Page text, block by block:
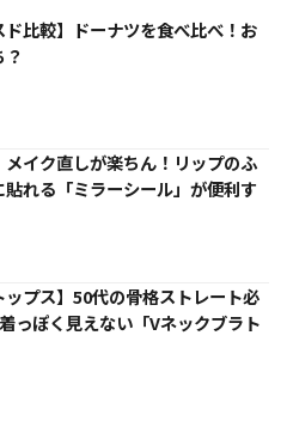
ド比較】ドーナツを食べ比べ！お
メイク直しが楽ちん！リップのふ
貼れる「ミラーシール」が便利す
ップス】50代の骨格ストレート必
っぽく見えない「Vネックブラト